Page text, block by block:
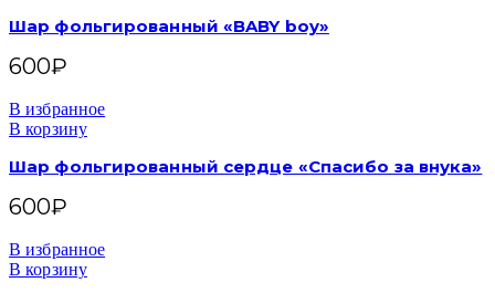
Шар фольгированный «BABY boy»
600₽
В избранное
В корзину
Шар фольгированный сердце «Спасибо за внука»
600₽
В избранное
В корзину